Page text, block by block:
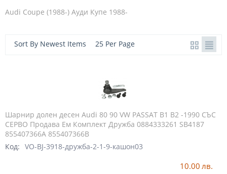
Audi Coupe (1988-) Ауди Купе 1988-
Sort By Newest Items 25 Per Page
Шарнир долен десен Audi 80 90 VW PASSAT B1 B2 -1990 СЪС
СЕРВО Продава Ем Комплект Дружба 0884333261 SB4187
855407366A 855407366B
Код: VO-BJ-3918-дружба-2-1-9-кашон03
10.00 лв.